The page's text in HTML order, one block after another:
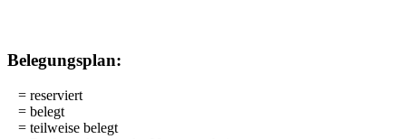
Belegungsplan:
= reserviert
= belegt
= teilweise belegt